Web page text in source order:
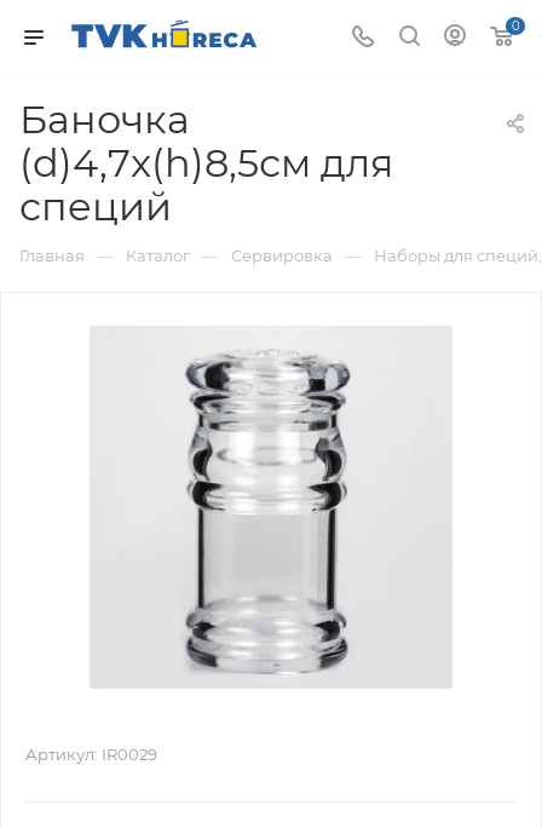
0
Баночка
(d)4,7x(h)8,5см для
специй
Главная — Каталог — Сервировка — Наборы для
Артикул: IR0029